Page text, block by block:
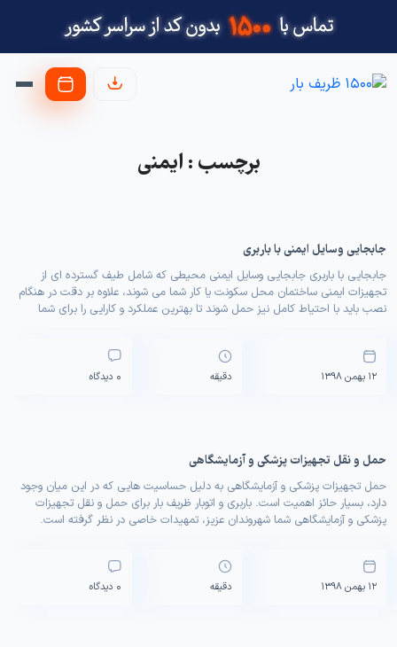
برچسب : ایمنی
جابجایی وسایل ایمنی با باربری
جابجایی با باربری جابجایی وسایل ایمنی محیطی که شامل طیف گسترده ای از
تجهیزات ایمنی ساختمان محل سکونت یا کار شما می شوند، علاوه بر دقت در هنگام
نصب باید با احتیاط کامل نیز حمل شوند تا بهترین عملکرد و کارایی را برای شما
12 بهمن 1398 دقیقه 0 دیدگاه
حمل و نقل تجهیزات پزشکی و آزمایشگاهی
حمل تجهیزات پزشکی و آزمایشگاهی به دلیل حساسیت هایی که در این میان وجود
دارد، بسیار حائز اهمیت است. باربری و اتوبار ظریف بار برای حمل و نقل تجهیزات
پزشکی و آزمایشگاهی شما شهروندان عزیز، تمهیدات خاصی در نظر گرفته است.
12 بهمن 1398 دقیقه 0 دیدگاه